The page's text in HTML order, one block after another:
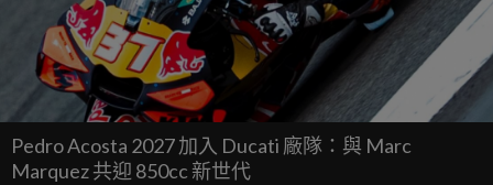
Pedro Acosta 2027 加入 Ducati 廠隊：與 Marc
Marquez 共迎 850cc 新世代